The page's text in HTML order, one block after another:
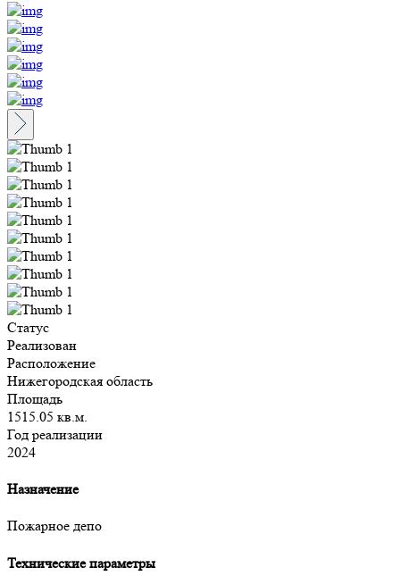
Статус
Реализован
Расположение
Нижегородская область
Площадь
1515.05 кв.м.
Год реализации
2024
Назначение
Пожарное депо
Технические параметры